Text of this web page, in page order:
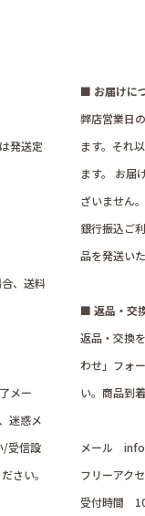
発送定
、送料
メー
迷惑メ
/受信設
さい。
■ お届けに
弊店営業日
ます。それ
ます。 お届
ざいません
銀行振込ご
品を発送い
■ 返品・交
返品・交換
わせ」フォ
い。商品到
メール
フリーアク
受付時間